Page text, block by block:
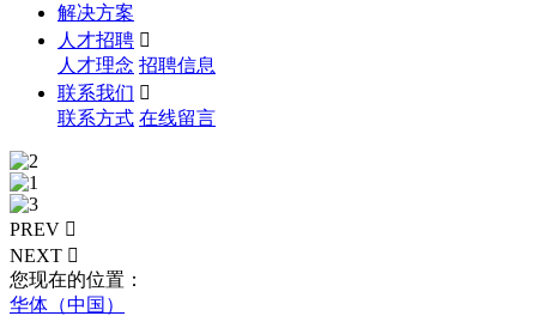
解决方案
人才招聘 
人才理念 招聘信息
联系我们 
联系方式 在线留言
PREV 
NEXT 
您现在的位置：
华体（中国）